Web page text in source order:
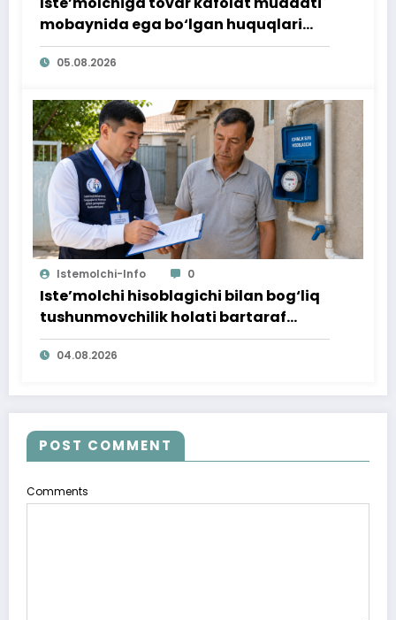
mobaynida ega bo‘lgan huquqlari
ta’minlab berildi
05.08.2026
Istemolchi-Info 0
Iste’molchi hisoblagichi bilan bog‘liq
tushunmovchilik holati bartaraf
qilindi
04.08.2026
POST COMMENT
Comments